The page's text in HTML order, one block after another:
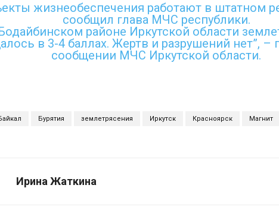
жизнеобеспечения работают в штатном
сообщил глава МЧС республики.
районе Иркутской области
в 3-4 баллах. Жертв и разрушений нет”, –
сообщении МЧС Иркутской области.
Бурятия землетрясения Иркутск Красноярск Магнит
Ирина Жаткина